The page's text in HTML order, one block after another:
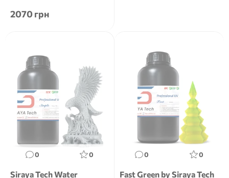
2070 грн
0 0
Siraya Tech Water
0 0
Fast Green by Siraya Tech